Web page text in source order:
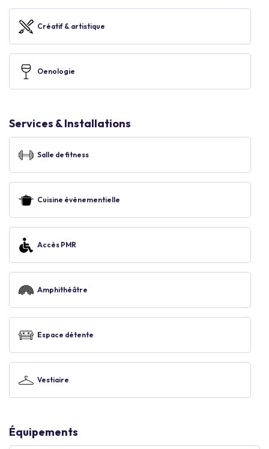
Créatif & artistique
Oenologie
Services & Installations
Salle de fitness
Cuisine événementielle
Accès PMR
Amphithéâtre
Espace détente
Vestiaire
Équipements